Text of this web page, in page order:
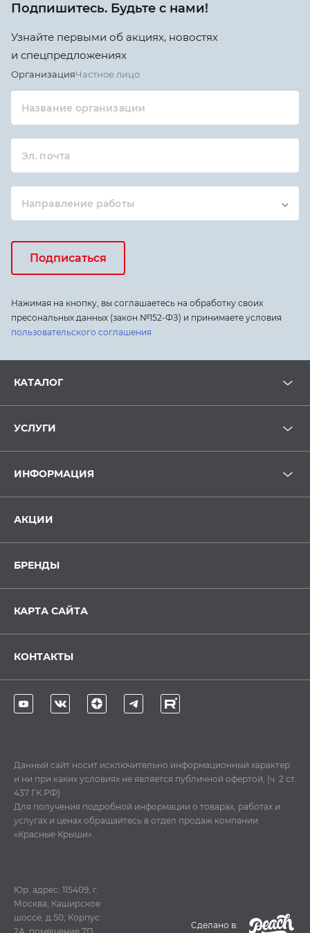
Подпишитесь. Будьте с нами!
Узнайте первыми об акциях, новостях
и спецпредложениях
ОрганизацияЧастное лицо
Название организации
Эл. почта
Направление работы
Подписаться
Нажимая на кнопку, вы соглашаетесь на обработку своих
пресональных данных (закон №152-ФЗ) и принимаете условия
пользовательского соглашения
КАТАЛОГ
УСЛУГИ
ИНФОРМАЦИЯ
АКЦИИ
БРЕНДЫ
КАРТА САЙТА
КОНТАКТЫ
Данный сайт носит исключительно информационный характер
и ни при каких условиях не является публичной офертой, (ч. 2 ст.
437 ГК РФ)
Для получения подробной информации о товарах, работах и
услугах и ценах обращайтесь в отдел продаж компании
«Красные Крыши».
Юр. адрес: 115409, г.
Москва, Каширское
шоссе, д.50, Корпус
Cделано в: